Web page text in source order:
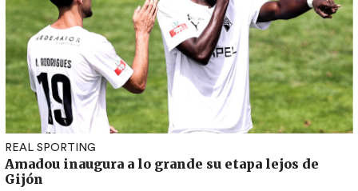
REAL SPORTING
Amadou inaugura a lo grande su etapa lejos de
Gijón